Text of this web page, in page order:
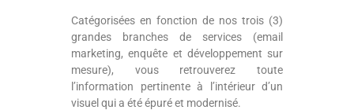
Catégorisées en fonction de nos trois (3)
grandes branches de services (email
marketing, enquête et développement sur
mesure), vous retrouverez toute
l’information pertinente à l’intérieur d’un
visuel qui a été épuré et modernisé.